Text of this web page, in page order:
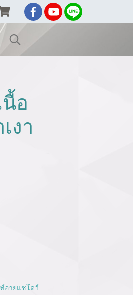
อ
งา
อายแชโดว์